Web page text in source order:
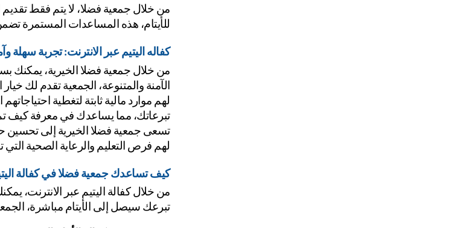
للأيتام، هذه المساعدات المستمرة
كفاله اليتيم عبر الانترنت: تجربة سهلة
تبرعاتك، مما يساعدك في معرفة كيف تم
لهم فرص التعليم والرعاية الصحية
كيف تساعدك جمعية فضلا في كفالة
تبرعك سيصل إلى الأيتام مباشرة،